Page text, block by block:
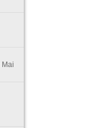
Mai